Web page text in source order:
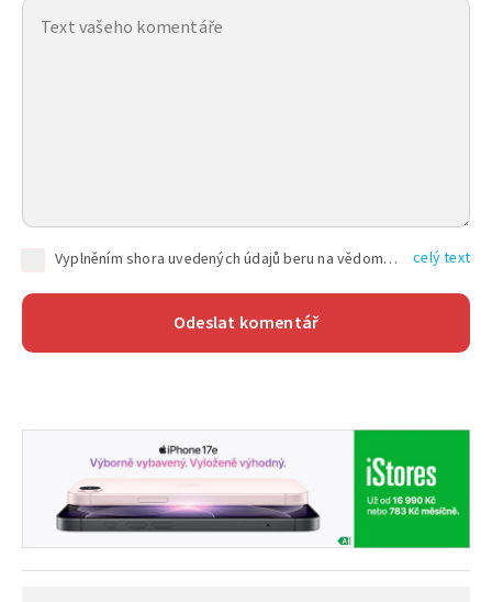
Vyplněním shora uvedených údajů beru na vědomí, že společnost TEXT FACTORY s.r.o., sídlem Brno, Durďákova 336/29, Černá Pole, PSČ: 613 00, IČ: 06157831, zapsané u Krajského soudu v Brně, oddíl C, vložka 100399, bude zpracovávat mé osobní údaje uvedené v rámci mnou vyplněného registračního formuláře na základě oprávněných zájmů TEXT FACTORY s.r.o. dle čl. 6 odst. 1 písm. f) GDPR a pro splnění právních povinností (čl. 6 odst. 1 písm. c) GDPR), a to pro tyto účely: nezbytnost zajistit oprávnění návštěvníka webových stránek provozovaných společností TEXT FACTORY s.r.o. přispívat aktivně ke zveřejněným článkům nebo v rámci diskusních fór a výkon práv TEXT FACTORY s.r.o. jako administrátora těchto diskusních fór. Více informací o zpracování osobních údajů a právech lze nalézt v celý text